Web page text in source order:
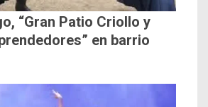
“Gran Patio Criollo y
en barrio